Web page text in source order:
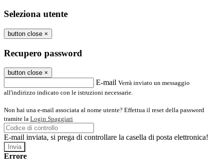
Seleziona utente
button close ×
Recupero password
button close ×
E-mail Verrà inviato un messaggio
all'indirizzo indicato con le istruzioni necessarie.
Non hai una e-mail associata al nome utente? Effettua il reset della password
tramite la Login Spaggiari
E-mail inviata, si prega di controllare la casella di posta elettronica!
Errore